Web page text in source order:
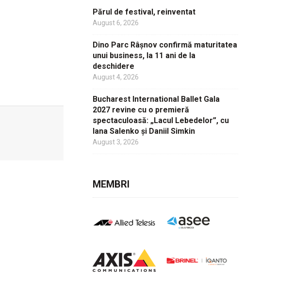
Părul de festival, reinventat
August 6, 2026
Dino Parc Râșnov confirmă maturitatea
unui business, la 11 ani de la
deschidere
August 4, 2026
Bucharest International Ballet Gala
2027 revine cu o premieră
spectaculoasă: „Lacul Lebedelor”, cu
Iana Salenko și Daniil Simkin
August 3, 2026
MEMBRI